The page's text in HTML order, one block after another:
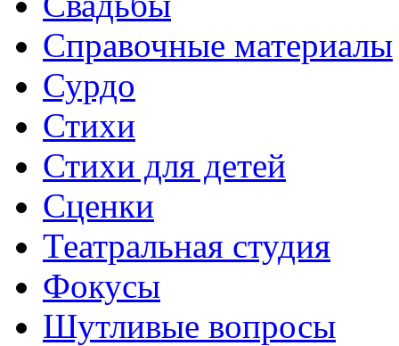
Справочные материалы
Сурдо
Стихи
Стихи для детей
Сценки
Театральная студия
Фокусы
Шутливые вопросы